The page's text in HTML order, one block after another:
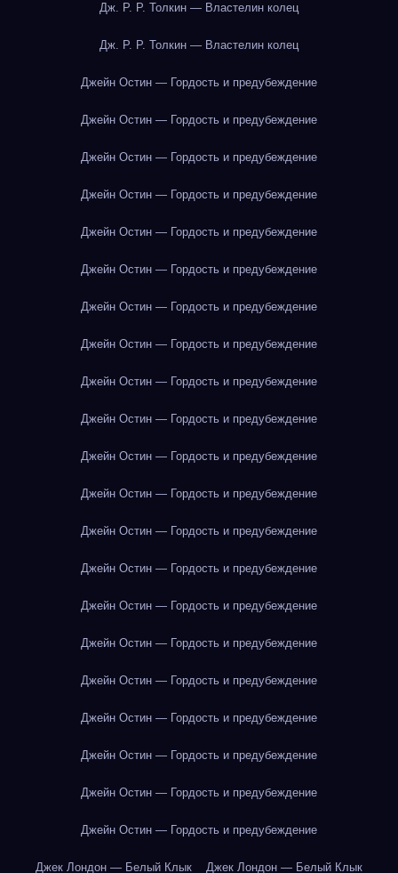
Дж. Р. Р. Толкин — Властелин колец
Дж. Р. Р. Толкин — Властелин колец
Джейн Остин — Гордость и предубеждение
Джейн Остин — Гордость и предубеждение
Джейн Остин — Гордость и предубеждение
Джейн Остин — Гордость и предубеждение
Джейн Остин — Гордость и предубеждение
Джейн Остин — Гордость и предубеждение
Джейн Остин — Гордость и предубеждение
Джейн Остин — Гордость и предубеждение
Джейн Остин — Гордость и предубеждение
Джейн Остин — Гордость и предубеждение
Джейн Остин — Гордость и предубеждение
Джейн Остин — Гордость и предубеждение
Джейн Остин — Гордость и предубеждение
Джейн Остин — Гордость и предубеждение
Джейн Остин — Гордость и предубеждение
Джейн Остин — Гордость и предубеждение
Джейн Остин — Гордость и предубеждение
Джейн Остин — Гордость и предубеждение
Джейн Остин — Гордость и предубеждение
Джейн Остин — Гордость и предубеждение
Джейн Остин — Гордость и предубеждение
Джек Лондон — Белый Клык Джек Лондон — Белый Клык